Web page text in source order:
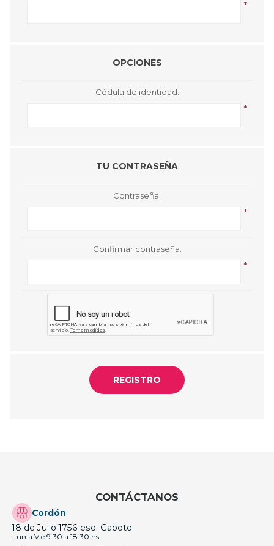
*
OPCIONES
Cédula de identidad:
*
TU CONTRASEÑA
Contraseña:
*
Confirmar contraseña:
*
CONTÁCTANOS
Cordón
18 de Julio 1756 esq. Gaboto
Lun a Vie 9:30 a 18:30 hs